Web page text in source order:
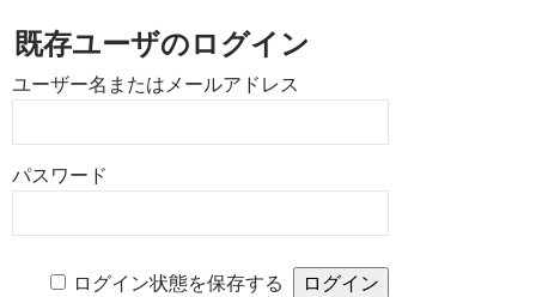
既存ユーザのログイン
ユーザー名またはメールアドレス
パスワード
ログイン状態を保存する